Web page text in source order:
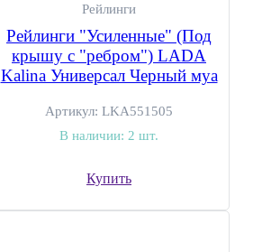
Рейлинги
Рейлинги "Усиленные" (Под
крышу с "ребром") LADA
Kalina Универсал Черный муа
Артикул: LKA551505
В наличии: 2 шт.
Купить